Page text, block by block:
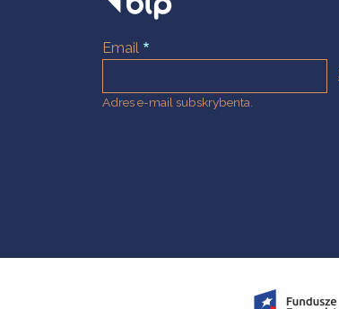
Email
Adres e-mail subskrybenta.